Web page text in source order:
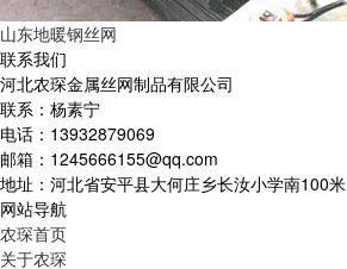
山东地暖钢丝网
联系我们
河北农琛金属丝网制品有限公司
联系：杨素宁
电话：13932879069
邮箱：1245666155@qq.com
地址：河北省安平县大何庄乡长汝小学南100米
网站导航
农琛首页
关于农琛